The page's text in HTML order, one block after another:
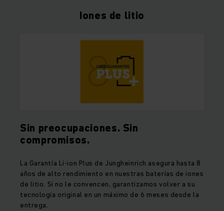
Iones de litio
Sin preocupaciones. Sin
compromisos.
La Garantía Li-ion Plus de Jungheinrich asegura hasta 8
años de alto rendimiento en nuestras baterías de iones
de litio. Si no le convencen, garantizamos volver a su
tecnología original en un máximo de 6 meses desde la
entrega.